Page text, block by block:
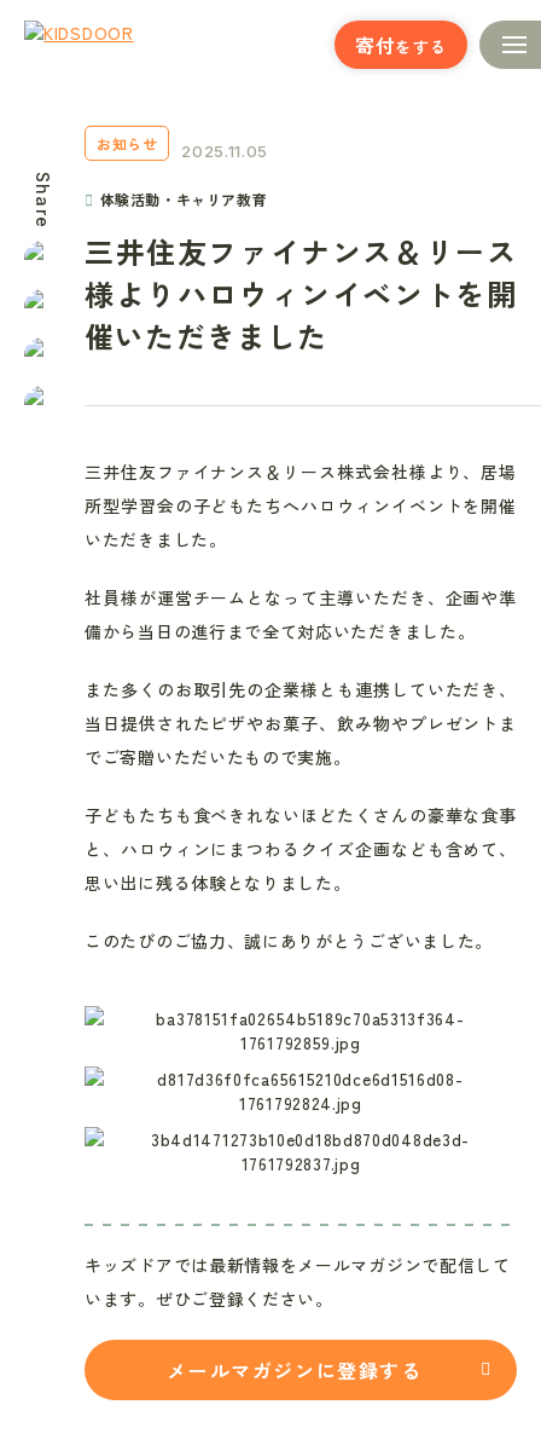
寄付をする
Share
お知らせ 2025.11.05
体験活動・キャリア教育
三井住友ファイナンス＆リース
様よりハロウィンイベントを開
催いただきました
三井住友ファイナンス＆リース株式会社様 より、居場
所型学習会の子どもたちへハロウィンイベントを開催
いただきました。
社員様が運営チームとなって主導いただき、企画や準
備から当日の進行まで全て対応いただきました。
また多くのお取引先の企業様とも連携していただき、
当日提供されたピザやお菓子、飲み物やプレゼントま
でご寄贈いただいたもので実施。
子どもたちも食べきれないほどたくさんの豪華な食事
と、ハロウィンにまつわるクイズ企画なども含めて、
思い出に残る体験となりました。
このたびのご協力、誠にありがとうございました。
キッズドアでは最新情報をメールマガジンで配信して
います。ぜひご登録ください。
メールマガジンに登録する